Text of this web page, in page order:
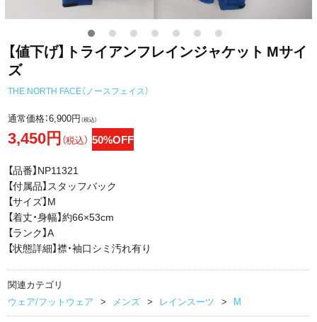
【値下げ】トライアンフレインジャケット Mサイ
ズ
THE NORTH FACE（ノースフェイス）
通常価格：6,900円（税込）
3,450円（税込） 50%OFF
【品番】NP11321
【付属品】スタッフバック
【サイズ】M
【着丈・身幅】約66×53cm
【ランク】A
【状態詳細】襟・袖口シミ汚れ有り
関連カテゴリ
ウェア/フットウェア
メンズ レインスーツ M